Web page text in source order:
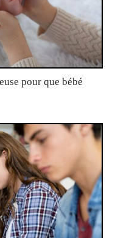
pour que bébé